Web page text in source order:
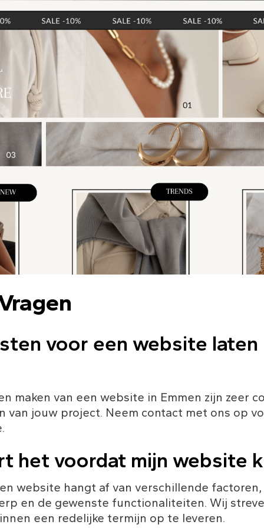
voor een website
maken van een website in Emmen zijn zeer
van jouw project. Neem contact met ons op
het voordat mijn website
website hangt af van verschillende
en de gewenste functionaliteiten. Wij
een redelijke termijn op te leveren.